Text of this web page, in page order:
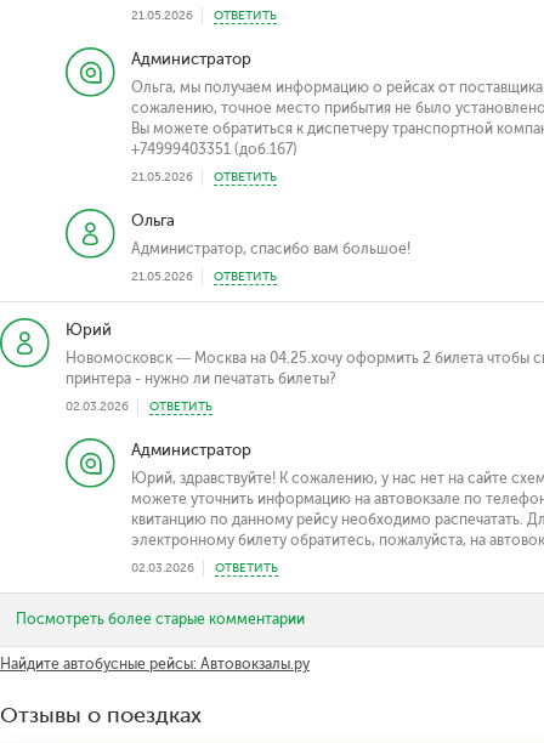
21.05.2026 ОТВЕТИТЬ
Администратор
Ольга, мы получаем информацию о рейсах от поставщика
сожалению, точное место прибытия не было
Вы можете обратиться к диспетчеру транспортной
+74999403351 (доб.167)
21.05.2026 ОТВЕТИТЬ
Ольга
Администратор, спасибо вам большое!
21.05.2026 ОТВЕТИТЬ
Юрий
Новомосковск — Москва на 04.25.хочу оформить 2 билета чтобы
принтера - нужно ли печатать билеты?
02.03.2026 ОТВЕТИТЬ
Администратор
Юрий, здравствуйте! К сожалению, у нас нет на сайте
можете уточнить информацию на автовокзале по
квитанцию по данному рейсу необходимо распечатать.
электронному билету обратитесь, пожалуйста, на
02.03.2026 ОТВЕТИТЬ
Посмотреть более старые комментарии
Найдите автобусные рейсы: Автовокзалы.ру
Отзывы о поездках